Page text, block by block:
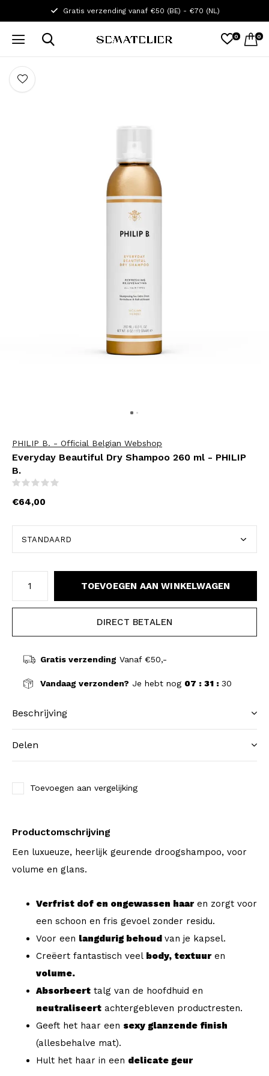
0 0
Gratis verzending vanaf €50 (BE) - €70 (NL)
PHILIP B. - Official Belgian Webshop
Everyday Beautiful Dry Shampoo 260 ml - PHILIP
B.
€64,00
TOEVOEGEN AAN WINKELWAGEN
DIRECT BETALEN
Gratis verzending Vanaf €50,-
Vandaag verzonden? Je hebt nog 07 : 31 : 29
Beschrijving
Delen
Toevoegen aan vergelijking
Productomschrijving
Een luxueuze, heerlijk geurende droogshampoo, voor
volume en glans.
Verfrist dof en ongewassen haaren zorgt voor
een schoon en fris gevoel zonder residu.
Voor een langdurig behoud van je kapsel.
Creëert fantastisch veel body, textuuren
volume.
Absorbeert talg van de hoofdhuid en
neutraliseert achtergebleven productresten.
Geeft het haar een sexy glanzende finish
(allesbehalve mat).
Hult het haar in een delicate geur